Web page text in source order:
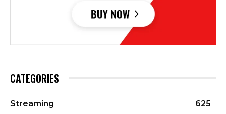
CATEGORIES
Streaming
625